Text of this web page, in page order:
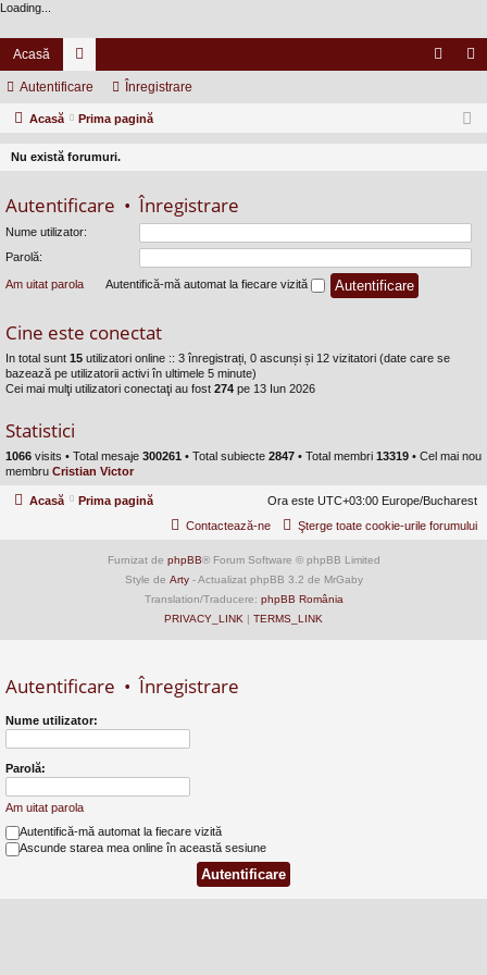
Loading...
Acasă
or
u
m
eg
Autentificare Înregistrare
Acasă Prima pagină
Nu există forumuri.
Autentificare •Înregistrare
Nume utilizator:
Parolă:
Am uitat parola Autentifică-mă automat la fiecare vizită
Cine este conectat
In total sunt 15 utilizatori online :: 3 înregistrați, 0 ascunși și 12 vizitatori (date care se
bazează pe utilizatorii activi în ultimele 5 minute)
Cei mai mulţi utilizatori conectaţi au fost 274 pe 13 Iun 2026
Statistici
1066 visits • Total mesaje 300261 • Total subiecte 2847 • Total membri 13319 • Cel mai nou
membru Cristian Victor
Acasă Prima pagină
Ora este UTC+03:00 Europe/Bucharest
Şterge toate cookie-urile forumului
Contactează-ne
Furnizat de phpBB® Forum Software © phpBB Limited
Style de Arty- Actualizat phpBB 3.2 de MrGaby
Translation/Traducere: phpBB România
PRIVACY_LINK | TERMS_LINK
Autentificare •Înregistrare
Nume utilizator:
Parolă:
Am uitat parola
Autentifică-mă automat la fiecare vizită
Ascunde starea mea online în această sesiune